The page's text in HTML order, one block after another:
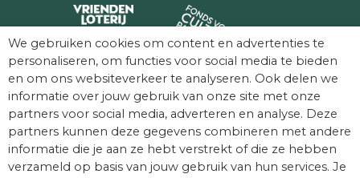
https://www.canonvannederland.nl/nl/
De Tuin van Holland. ‘De Tuin van
Holland – Gedreven zakenvrouwen
rondom de tuinen’. Geraadpleegd 6
maart 2025.
https://www.detuinvanholland.nl/home/
zakenvrouwen-rondom-de-tuinen/
We gebruiken cookies om content en advertenties te
personaliseren, om functies voor social media te bieden
en om ons websiteverkeer te analyseren. Ook delen we
informatie over jouw gebruik van onze site met onze
partners voor social media, adverteren en analyse. Deze
partners kunnen deze gegevens combineren met andere
informatie die je aan ze hebt verstrekt of die ze hebben
verzameld op basis van jouw gebruik van hun services. Je